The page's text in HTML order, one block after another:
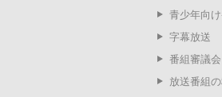
青少年向
字幕放送
番組審議会
放送番組